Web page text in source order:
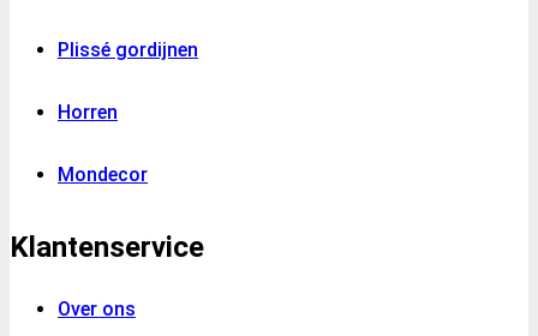
Plissé gordijnen
Horren
Mondecor
Klantenservice
Over ons